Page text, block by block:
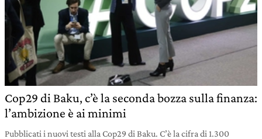
Cop29 di Baku, c’è la seconda bozza sulla finanza:
l’ambizione è ai minimi
Pubblicati i nuovi testi alla Cop29 di Baku. C’è la cifra di 1.300